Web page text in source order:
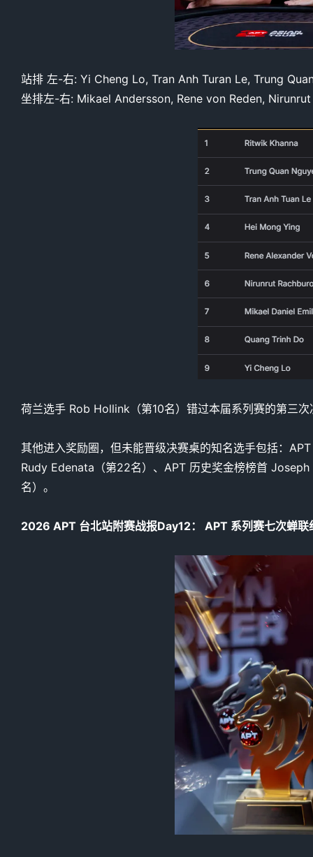
站排 左-右: Yi Cheng Lo, Tran Anh Turan Le, Trung
坐排左-右: Mikael Andersson, Rene von Reden,
荷兰选手 Rob Hollink（第10名）错过本届系列赛的第三次
其他进入奖励圈，但未能晋级决赛桌的知名选手包括：
Rudy Edenata（第22名）、APT 历史奖金榜榜首
名）。
2026 APT 台北站附赛战报Day12： APT 系列赛七次蝉联